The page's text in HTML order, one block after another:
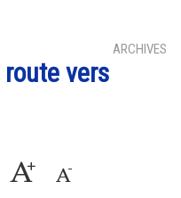
ARCHIVES
vers